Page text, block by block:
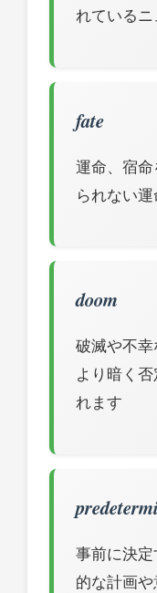
れている
fate
運命、宿命
られない
doom
破滅や不
より暗く
れます
事前に決
的な計画